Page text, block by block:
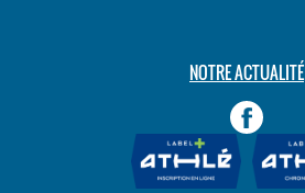
NOTRE ACTUALITÉ